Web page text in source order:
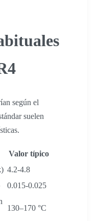
según el
suelen
Valor típico
4.2-4.8
0.015-0.025
130–170 °C